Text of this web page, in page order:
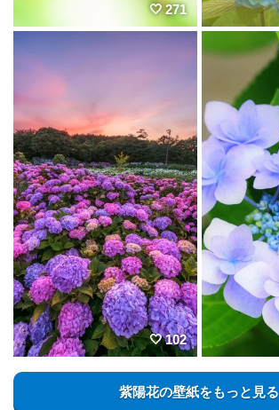
271
102
紫陽花の壁紙をもっと見る